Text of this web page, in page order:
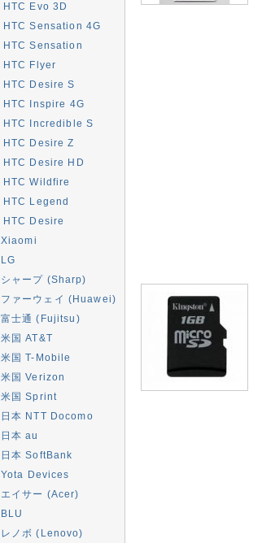
HTC Evo 3D
HTC Sensation 4G
HTC Sensation
HTC Flyer
HTC Desire S
HTC Inspire 4G
HTC Incredible S
HTC Desire Z
HTC Desire HD
HTC Wildfire
HTC Legend
HTC Desire
Xiaomi
LG
シャープ (Sharp)
ファーウェイ (Huawei)
富士通 (Fujitsu)
米国 AT&T
米国 T-Mobile
米国 Verizon
米国 Sprint
日本 NTT Docomo
日本 au
日本 SoftBank
Yota Devices
エイサー (Acer)
BLU
レノボ (Lenovo)